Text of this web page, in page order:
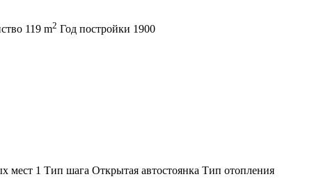
119 m2 Год постройки 1900
мест 1 Тип шага Открытая автостоянка Тип отопления